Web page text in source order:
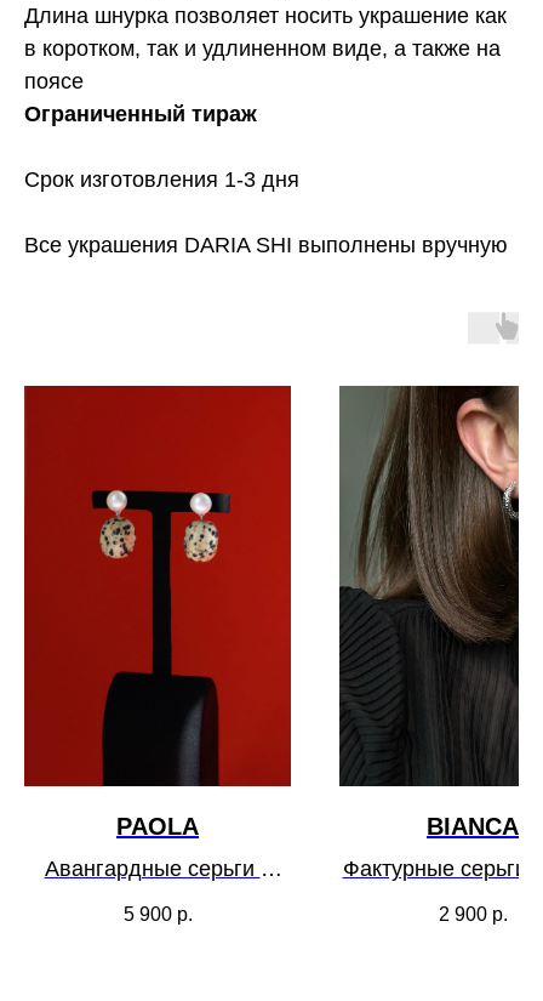
Длина шнурка позволяет носить украшение как
в коротком, так и удлиненном виде, а также на
поясе
Ограниченный тираж
Срок изготовления 1-3 дня
Все украшения DARIA SHI выполнены вручную
PAOLA
Авангардные серьги с
жемчугом и порфиром
5 900 р.
BIANCA
Фактурные серьги
2 900 р.